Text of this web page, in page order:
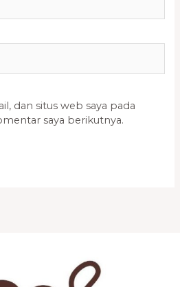
dan situs web saya pada
saya berikutnya.